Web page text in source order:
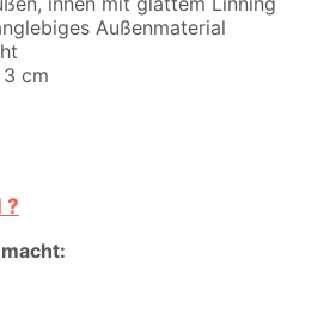
Außenmaterial
cm
?